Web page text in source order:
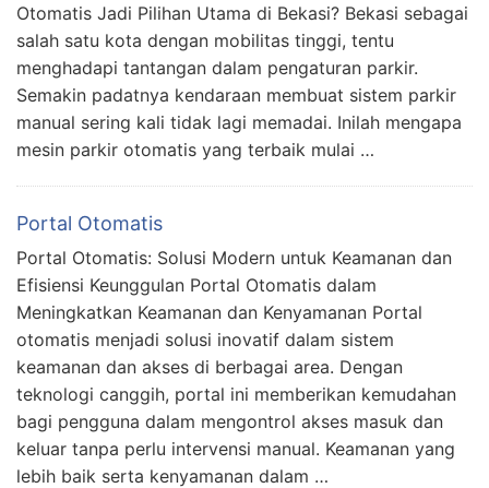
Otomatis Jadi Pilihan Utama di Bekasi? Bekasi sebagai
salah satu kota dengan mobilitas tinggi, tentu
menghadapi tantangan dalam pengaturan parkir.
Semakin padatnya kendaraan membuat sistem parkir
manual sering kali tidak lagi memadai. Inilah mengapa
mesin parkir otomatis yang terbaik mulai …
Portal Otomatis
Portal Otomatis: Solusi Modern untuk Keamanan dan
Efisiensi Keunggulan Portal Otomatis dalam
Meningkatkan Keamanan dan Kenyamanan Portal
otomatis menjadi solusi inovatif dalam sistem
keamanan dan akses di berbagai area. Dengan
teknologi canggih, portal ini memberikan kemudahan
bagi pengguna dalam mengontrol akses masuk dan
keluar tanpa perlu intervensi manual. Keamanan yang
lebih baik serta kenyamanan dalam …